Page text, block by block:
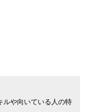
ルや向いている人の特